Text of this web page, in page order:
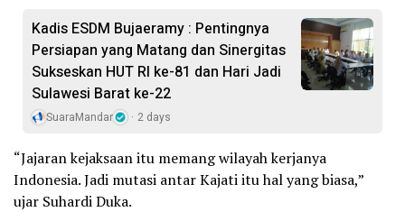
Kadis ESDM Bujaeramy : Pentingnya
Persiapan yang Matang dan Sinergitas
Sukseskan HUT RI ke-81 dan Hari Jadi
Sulawesi Barat ke-22
SuaraMandar 2 days
“Jajaran kejaksaan itu memang wilayah kerjanya
Indonesia. Jadi mutasi antar Kajati itu hal yang biasa,”
ujar Suhardi Duka.